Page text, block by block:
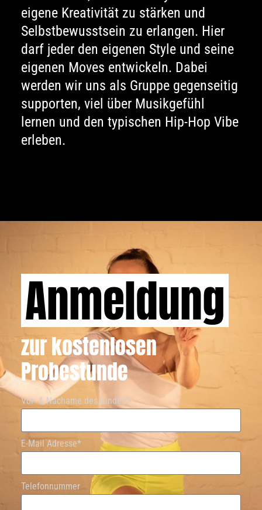
eigene Kreativität zu stärken und
Selbst­bewusstsein zu erlangen. Hier
darf jeder den eigenen Style und seine
eigenen Moves ent­wickeln. Dabei
werden wir uns als Gruppe gegenseitig
supporten, viel über Musikgefühl
lernen und den typischen Hip-Hop Vibe
erleben.
Anmeldung
zur kostenlosen
Probestunde
Vor- & Nachame des Kindes*
E-Mail Adresse*
Telefonnummer